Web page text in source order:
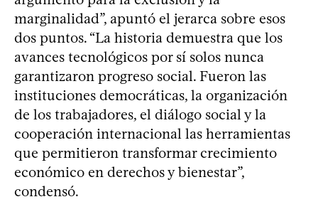
marginalidad”, apuntó el jerarca sobre esos
dos puntos. “La historia demuestra que los
avances tecnológicos por sí solos nunca
garantizaron progreso social. Fueron las
instituciones democráticas, la organización
de los trabajadores, el diálogo social y la
cooperación internacional las herramientas
que permitieron transformar crecimiento
económico en derechos y bienestar”,
condensó.